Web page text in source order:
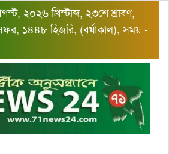
২০২৬ খ্রিস্টাব্দ, ২৩শে শ্রাবণ,
১৪৪৮ হিজরি, (বর্ষাকাল), সময় -